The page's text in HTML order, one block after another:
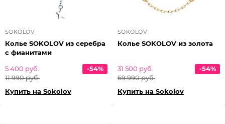
SOKOLOV
Колье SOKOLOV из серебра
с фианитами
5 400 руб.
11 990 руб.
-54%
Купить на Sokolov
SOKOLOV
Колье SOKOLOV из золота
31 500 руб.
69 990 руб.
-54%
Купить на Sokolov